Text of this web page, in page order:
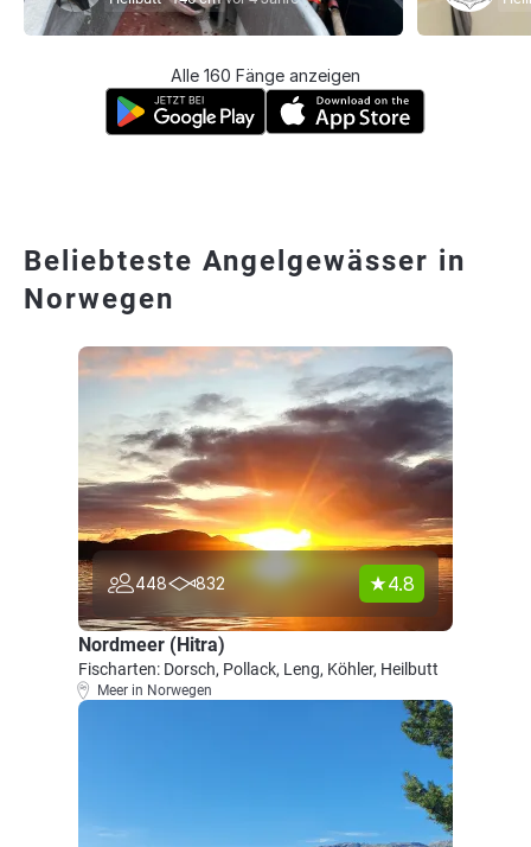
Alle 160 Fänge anzeigen
Beliebteste Angelgewässer in
Norwegen
448 832 4.8
Nordmeer (Hitra)
Fischarten: Dorsch, Pollack, Leng, Köhler, Heilbutt
Meer in Norwegen